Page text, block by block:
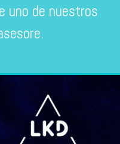
uno de nuestros